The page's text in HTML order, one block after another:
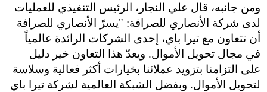
ومن جانبه، قال علي النجار، الرئيس التنفيذي للعمليات
لدى شركة الأنصاري للصرافة: "يسرّ الأنصاري للصرافة
أن تتعاون مع تيرا باي، إحدى الشركات الرائدة عالمياً
في مجال تحويل الأموال. ويعدّ هذا التعاون خير دليل
على التزامنا بتزويد عملائنا بخيارات أكثر فعالية وسلاسة
لتحويل الأموال. وبفضل الشبكة العالمية لشركة تيرا باي